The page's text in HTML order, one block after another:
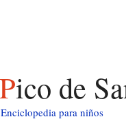
Pico de
Enciclopedia para niños